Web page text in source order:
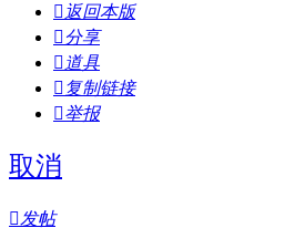
 返回本版
分享
 道具
 复制链接
举报
取消
发帖